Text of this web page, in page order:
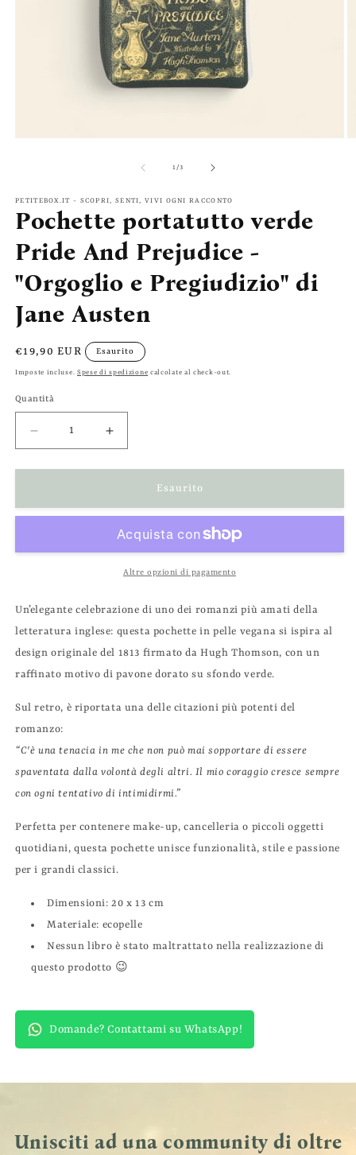
finestra
modale
1 /su3
PETITEBOX.IT - SCOPRI, SENTI, VIVI OGNI RACCONTO
Pochette portatutto verde
Pride And Prejudice -
"Orgoglio e Pregiudizio" di
Jane Austen
Prezzo
di
€19,90 EUR Esaurito
Imposte incluse. Spese di spedizione calcolate al check-out.
Quantità
Diminuisci
quantità
per
portatutto
verde
And
&quot;Orgoglio
Pregiudizio&quot;
di
Jane
Aumenta
quantità
per
Pochette
portatutto
verde
Pride
And
Prejudice
&quot;Orgoglio
Pregiudizio&quot;
di
Jane
Esaurito
Altre opzioni di pagamento
Un’elegante celebrazione di uno dei romanzi più amati della
letteratura inglese: questa pochette in pelle vegana si ispira al
design originale del 1813 firmato da Hugh Thomson, con un
raffinato motivo di pavone dorato su sfondo verde.
Sul retro, è riportata una delle citazioni più potenti del
romanzo:
“C'è una tenacia in me che non può mai sopportare di essere
spaventata dalla volontà degli altri. Il mio coraggio cresce sempre
con ogni tentativo di intimidirmi.”
Perfetta per contenere make-up, cancelleria o piccoli oggetti
quotidiani, questa pochette unisce funzionalità, stile e passione
per i grandi classici.
Dimensioni: 20 x 13 cm
Materiale: ecopelle
Nessun libro è stato maltrattato nella realizzazione di
questo prodotto 😉
Domande? Contattami su WhatsApp!
Unisciti ad una community di oltre